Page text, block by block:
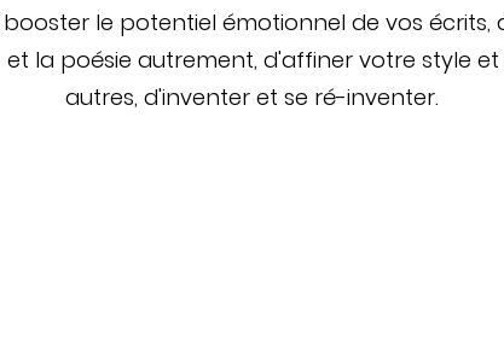
le potentiel émotionnel de vos écrits,
la poésie autrement, d'affiner votre style
autres, d'inventer et se ré-inventer.